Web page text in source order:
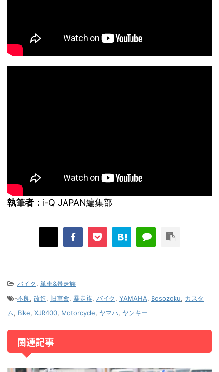
執筆者： i-Q JAPAN編集部
-バイク, 単車&暴走族
-不良, 改造, 旧車會, 暴走族, バイク, YAMAHA, Bosozoku, カスタ
ム, Bike, XJR400, Motorcycle, ヤマハ, ヤンキー
関連記事